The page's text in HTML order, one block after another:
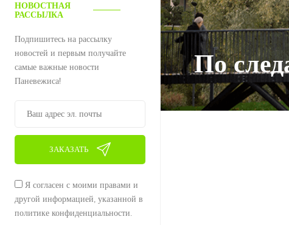
НОВОСТНАЯ
РАССЫЛКА
Подпишитесь на рассылку
новостей и первым получайте
самые важные новости
Паневежиса!
ЗАКАЗАТЬ
Я согласен с моими правами и
другой информацией, указанной в
политике конфиденциальности.
По